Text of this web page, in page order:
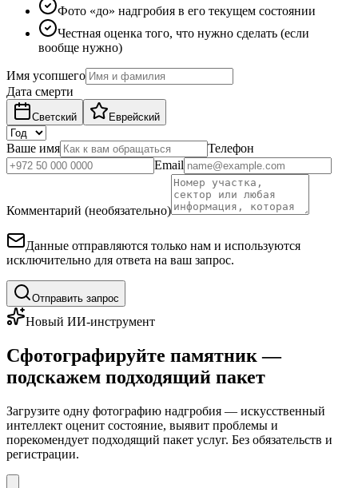
Фото «до» надгробия в его текущем состоянии
Честная оценка того, что нужно сделать (если
вообще нужно)
Имя усопшего
Дата смерти
Светский Еврейский
Ваше имя
Телефон
Email
Комментарий (необязательно)
Данные отправляются только нам и используются
исключительно для ответа на ваш запрос.
Отправить запрос
Новый ИИ-инструмент
Сфотографируйте памятник —
подскажем подходящий пакет
Загрузите одну фотографию надгробия — искусственный
интеллект оценит состояние, выявит проблемы и
порекомендует подходящий пакет услуг. Без обязательств и
регистрации.